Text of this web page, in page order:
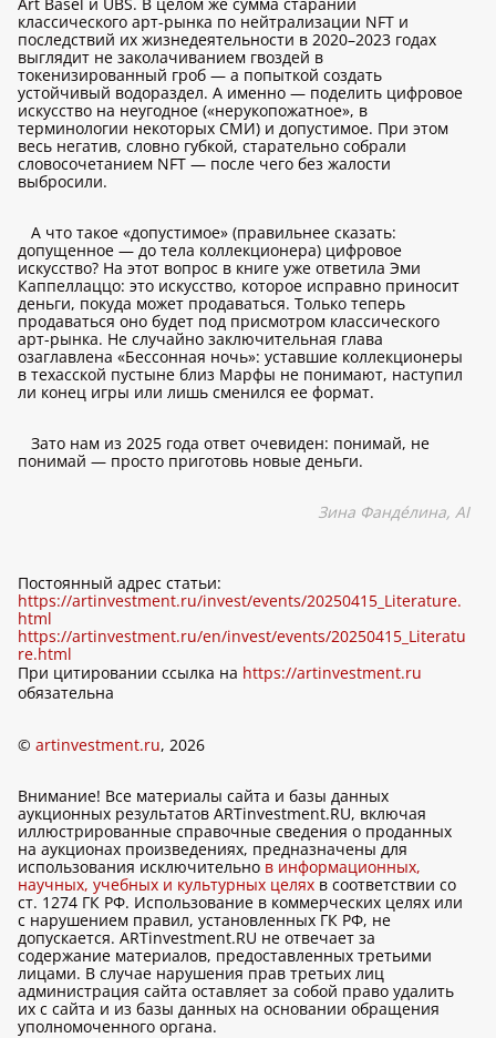
классического арт-рынка по нейтрализации NFT и
последствий их жизнедеятельности в 2020–2023 годах
выглядит не заколачиванием гвоздей в
токенизированный гроб — а попыткой создать
устойчивый водораздел. А именно — поделить цифровое
искусство на неугодное («нерукопожатное», в
терминологии некоторых СМИ) и допустимое. При этом
весь негатив, словно губкой, старательно собрали
словосочетанием NFT — после чего без жалости
выбросили.
А что такое «допустимое» (правильнее сказать:
допущенное — до тела коллекционера) цифровое
искусство? На этот вопрос в книге уже ответила Эми
Каппеллаццо: это искусство, которое исправно приносит
деньги, покуда может продаваться. Только теперь
продаваться оно будет под присмотром классического
арт-рынка. Не случайно заключительная глава
озаглавлена «Бессонная ночь»: уставшие коллекционеры
в техасской пустыне близ Марфы не понимают, наступил
ли конец игры или лишь сменился ее формат.
Зато нам из 2025 года ответ очевиден: понимай, не
понимай — просто приготовь новые деньги.
Зина Фандéлина, AI
Постоянный адрес статьи:
https://artinvestment.ru/invest/events/20250415_Literature.
html
https://artinvestment.ru/en/invest/events/20250415_Literatu
re.html
При цитировании ссылка на https://artinvestment.ru
обязательна
© artinvestment.ru, 2026
Внимание! Все материалы сайта и базы данных
аукционных результатов ARTinvestment.RU, включая
иллюстрированные справочные сведения о проданных
на аукционах произведениях, предназначены для
использования исключительно в информационных,
научных, учебных и культурных целях в соответствии со
ст. 1274 ГК РФ. Использование в коммерческих целях или
с нарушением правил, установленных ГК РФ, не
допускается. ARTinvestment.RU не отвечает за
содержание материалов, предоставленных третьими
лицами. В случае нарушения прав третьих лиц
администрация сайта оставляет за собой право удалить
их с сайта и из базы данных на основании обращения
уполномоченного органа.